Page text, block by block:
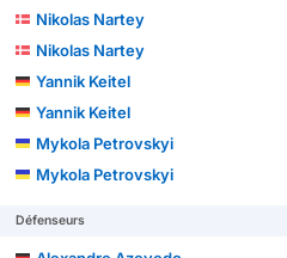
Nikolas Nartey
Nikolas Nartey
Yannik Keitel
Yannik Keitel
Mykola Petrovskyi
Mykola Petrovskyi
Défenseurs